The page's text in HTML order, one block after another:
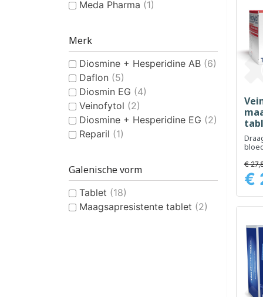
Meda Pharma (1)
Merk
Diosmine + Hesperidine AB (6)
Daflon (5)
Diosmin EG (4)
Veinofytol (2)
Diosmine + Hesperidine EG (2)
Reparil (1)
Galenische vorm
Tablet (18)
Maagsapresistente tablet (2)
Prijs
€
€